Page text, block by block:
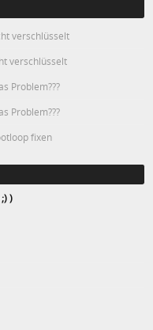
verschlüsselt
verschlüsselt
Problem???
Problem???
fixen
)